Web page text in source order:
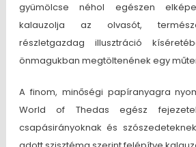
gyümölcse néhol egészen
kalauzolja az olvasót,
részletgazdag illusztráció
önmagukban megtöltenének egy
A finom, minőségi papíranyagra
World of Thedas egész
csapásirányoknak és